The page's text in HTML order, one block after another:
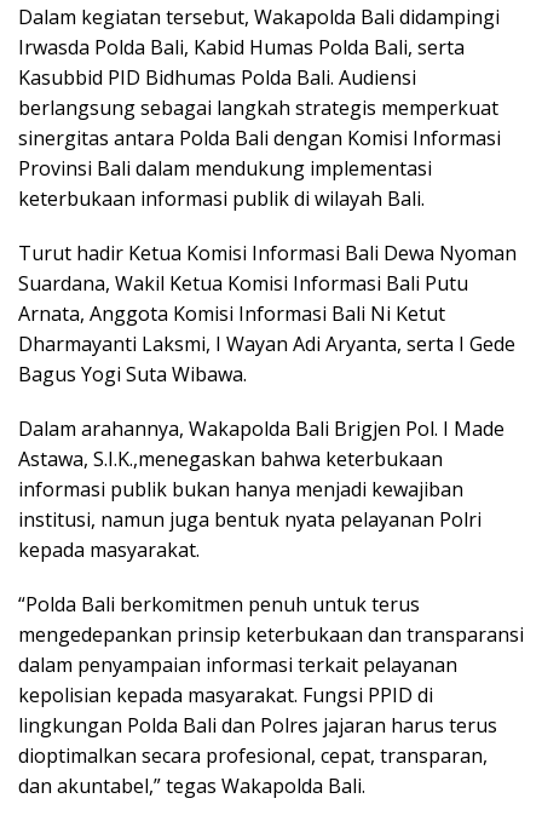
Dalam kegiatan tersebut, Wakapolda Bali didampingi
Irwasda Polda Bali, Kabid Humas Polda Bali, serta
Kasubbid PID Bidhumas Polda Bali. Audiensi
berlangsung sebagai langkah strategis memperkuat
sinergitas antara Polda Bali dengan Komisi Informasi
Provinsi Bali dalam mendukung implementasi
keterbukaan informasi publik di wilayah Bali.
Turut hadir Ketua Komisi Informasi Bali Dewa Nyoman
Suardana, Wakil Ketua Komisi Informasi Bali Putu
Arnata, Anggota Komisi Informasi Bali Ni Ketut
Dharmayanti Laksmi, I Wayan Adi Aryanta, serta I Gede
Bagus Yogi Suta Wibawa.
Dalam arahannya, Wakapolda Bali Brigjen Pol. I Made
Astawa, S.I.K.,menegaskan bahwa keterbukaan
informasi publik bukan hanya menjadi kewajiban
institusi, namun juga bentuk nyata pelayanan Polri
kepada masyarakat.
“Polda Bali berkomitmen penuh untuk terus
mengedepankan prinsip keterbukaan dan transparansi
dalam penyampaian informasi terkait pelayanan
kepolisian kepada masyarakat. Fungsi PPID di
lingkungan Polda Bali dan Polres jajaran harus terus
dioptimalkan secara profesional, cepat, transparan,
dan akuntabel,” tegas Wakapolda Bali.